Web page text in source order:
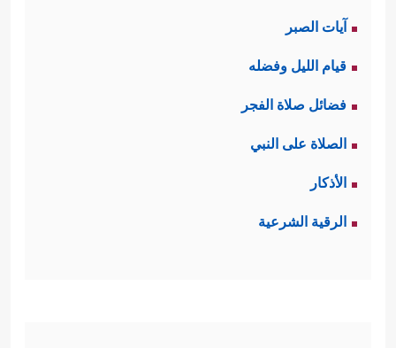
آيات الصبر
قيام الليل وفضله
فضائل صلاة الفجر
الصلاة على النبي
الأذكار
الرقية الشرعية